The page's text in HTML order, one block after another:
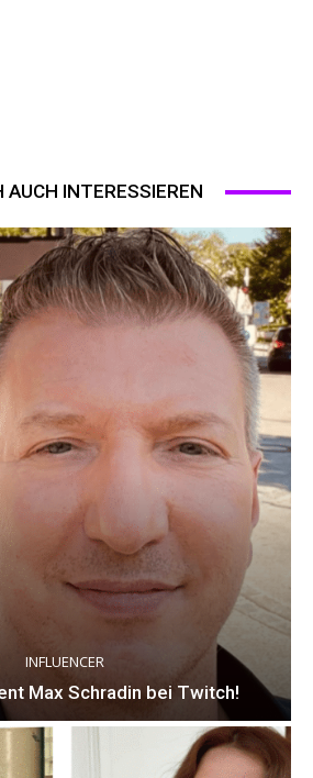
AUCH INTERESSIEREN
INFLUENCER
Max Schradin bei Twitch!